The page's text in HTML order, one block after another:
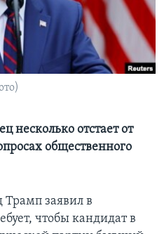
несколько отстает от
общественного
заявил в
чтобы кандидат в